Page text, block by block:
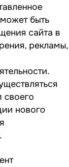
быть
сайта в
рекламы,
своего
нового